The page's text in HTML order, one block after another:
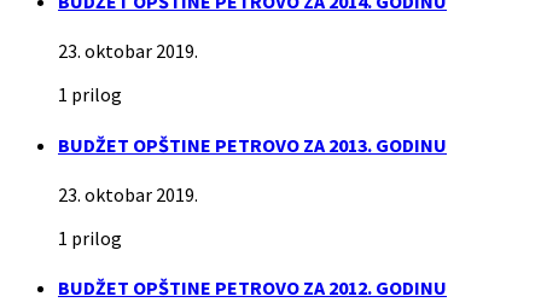
23. oktobar 2019.
1 prilog
BUDŽET OPŠTINE PETROVO ZA 2013. GODINU
23. oktobar 2019.
1 prilog
BUDŽET OPŠTINE PETROVO ZA 2012. GODINU